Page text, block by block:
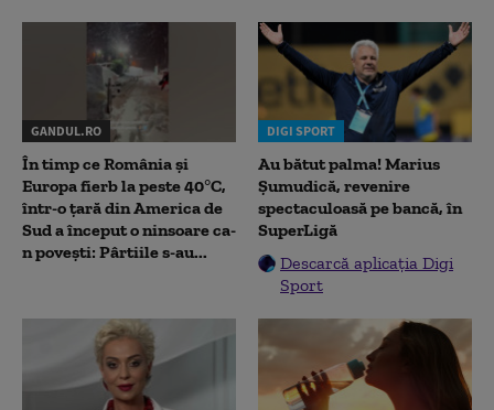
GANDUL.RO
În timp ce România și
Europa fierb la peste 40°C,
într-o țară din America de
Sud a început o ninsoare ca-
n povești: Pârtiile s-au...
DIGI SPORT
Au bătut palma! Marius
Șumudică, revenire
spectaculoasă pe bancă, în
SuperLigă
Descarcă aplicația Digi
Sport